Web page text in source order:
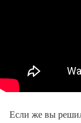
Если же вы